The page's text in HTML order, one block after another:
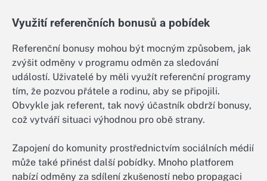
Využití referenčních bonusů a pobídek
Referenční bonusy mohou být mocným způsobem, jak
zvýšit odměny v programu odměn za sledování
událostí. Uživatelé by měli využít referenční programy
tím, že pozvou přátele a rodinu, aby se připojili.
Obvykle jak referent, tak nový účastník obdrží bonusy,
což vytváří situaci výhodnou pro obě strany.
Zapojení do komunity prostřednictvím sociálních médií
může také přinést další pobídky. Mnoho platforem
nabízí odměny za sdílení zkušeností nebo propagaci